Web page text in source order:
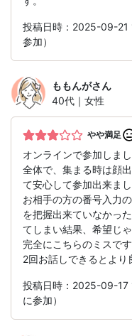
投稿日時：2025-09-21
参加）
ももんがさん
40代｜女性
やや満足
オンラインで参加しまし
全体で、集まる時は顔
て安心して参加出来まし
お相手の方の番号入力
を把握出来ていなかっ
てしまい結果、希望じ
完全にこちらのミスです
2回お話しできるとより
投稿日時：2025-09-17
に参加）